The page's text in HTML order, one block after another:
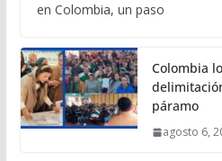
en Colombia, un paso
Colombia
páramo
agosto 6,